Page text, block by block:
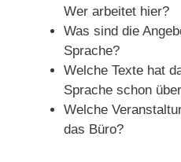
Wer arbeitet hier?
Was sind die
Sprache?
Welche Texte hat
Sprache schon
Welche
das Büro?